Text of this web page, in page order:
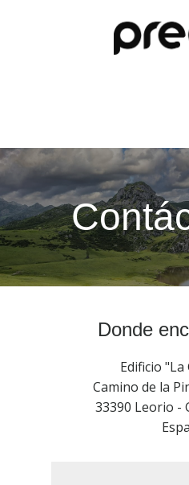
Donde
Edificio "La
Camino de la
33390 Leorio -